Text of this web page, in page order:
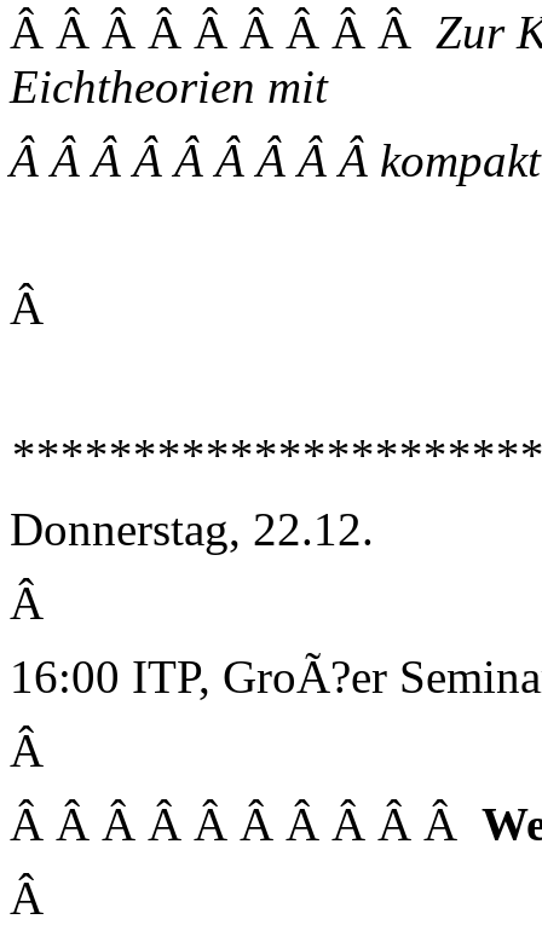
Â Â Â Â Â Â Â Â Â Zur
Eichtheorien mit
Â Â Â Â Â Â Â Â Â
Â
Donnerstag, 22.12.
Â
16:00 ITP, GroÃ?er
Â
Â Â Â Â Â Â Â Â Â Â
Â